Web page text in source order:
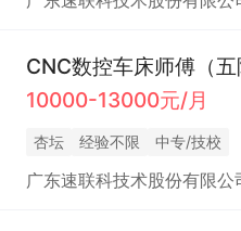
CNC数控车床师傅（五
10000-13000元/月
杏坛 经验不限 中专/技校
广东速联科技术股份有限公